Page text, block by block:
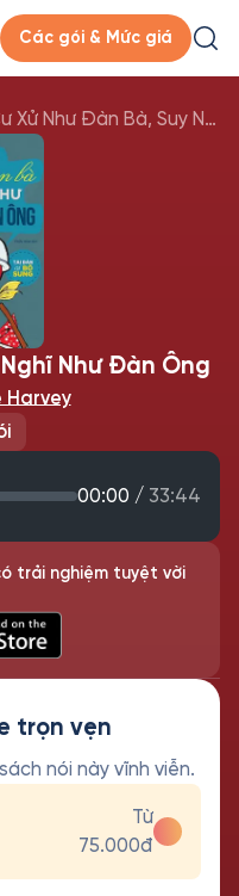
Các gói & Mức giá
Cư Xử Như Đàn Bà, Suy Nghĩ Như Đàn Ông
Như Đàn Ông
Harvey
00:00 / 33:44
trải nghiệm tuyệt vời
trọn vẹn
nói này vĩnh viễn.
Từ
75.000đ